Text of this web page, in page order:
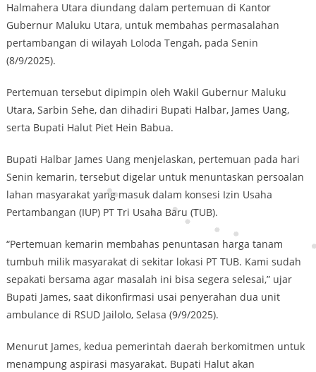
Halmahera Utara diundang dalam pertemuan di Kantor
Gubernur Maluku Utara, untuk membahas permasalahan
pertambangan di wilayah Loloda Tengah, pada Senin
(8/9/2025).
Pertemuan tersebut dipimpin oleh Wakil Gubernur Maluku
Utara, Sarbin Sehe, dan dihadiri Bupati Halbar, James Uang,
serta Bupati Halut Piet Hein Babua.
Bupati Halbar James Uang menjelaskan, pertemuan pada hari
Senin kemarin, tersebut digelar untuk menuntaskan persoalan
lahan masyarakat yang masuk dalam konsesi Izin Usaha
Pertambangan (IUP) PT Tri Usaha Baru (TUB).
“Pertemuan kemarin membahas penuntasan harga tanam
tumbuh milik masyarakat di sekitar lokasi PT TUB. Kami sudah
sepakati bersama agar masalah ini bisa segera selesai,” ujar
Bupati James, saat dikonfirmasi usai penyerahan dua unit
ambulance di RSUD Jailolo, Selasa (9/9/2025).
Menurut James, kedua pemerintah daerah berkomitmen untuk
menampung aspirasi masyarakat. Bupati Halut akan